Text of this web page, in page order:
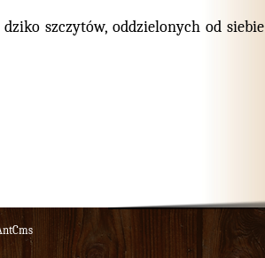
szczytów, oddzielonych od siebie